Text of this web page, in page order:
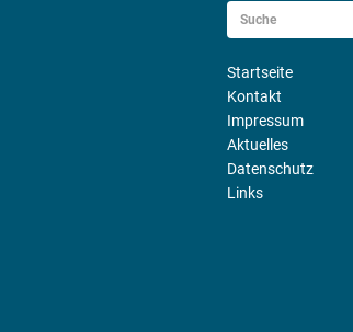
Startseite
Kontakt
Impressum
Aktuelles
Datenschutz
Links